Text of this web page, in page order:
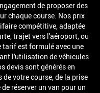
de proposer des
chaque course. Nos prix
compétitive, adaptée
trajet vers l'aéroport, ou
est formulé avec une
l'utilisation de véhicules
devis sont générés en
votre course, de la prise
réserver un van pour un